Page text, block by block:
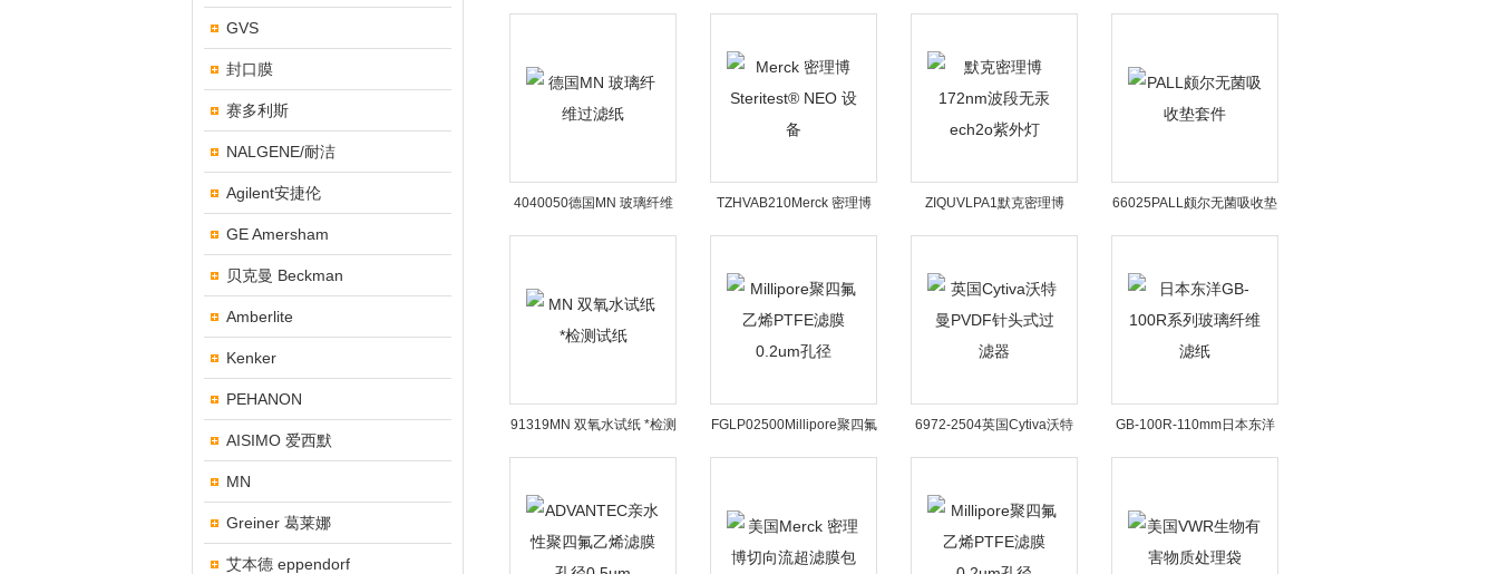
GVS
封口膜
赛多利斯
NALGENE/耐洁
Agilent安捷伦
GE Amersham
贝克曼 Beckman
Amberlite
Kenker
PEHANON
AISIMO 爱西默
MN
Greiner 葛莱娜
艾本德 eppendorf
膜聚碳酸酯膜
GC/MS灯丝配件
曼梯度离心培养基
RC25针头滤器
4040050德国MN 玻璃纤维
过滤纸
TZHVAB210Merck 密理博
Steritest® NEO 设备
ZIQUVLPA1默克密理博
172nm波段无汞ech2o紫外
66025PALL颇尔无菌吸收垫
套件
91319MN 双氧水试纸 *检测
试纸
FGLP02500Millipore聚四氟
乙烯PTFE滤膜0.2um孔径
6972-2504英国Cytiva沃特
曼PVDF针头式过滤器
GB-100R-110mm日本东洋
GB-100R系列玻璃纤维滤纸